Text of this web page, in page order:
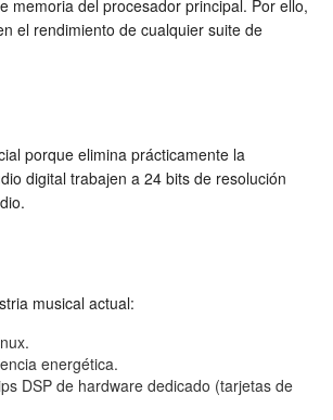
memoria del procesador principal. Por ello,
el rendimiento de cualquier suite de
porque elimina prácticamente la
digital trabajen a 24 bits de resolución
musical actual:
energética.
DSP de hardware dedicado (tarjetas de